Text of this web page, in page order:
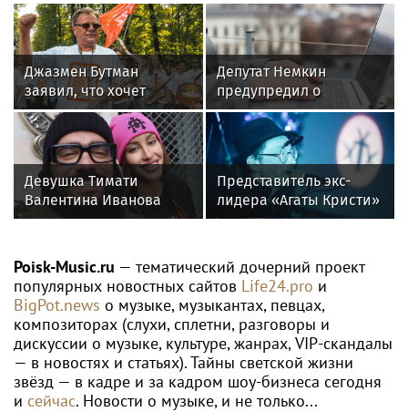
Джазмен Бутман
заявил, что хочет
сделать с Долиной
новую музыкальную
программу
Депутат Немкин
предупредил о
мошенниках,
создающих поддельные
сайты ЦБ
Девушка Тимати
Валентина Иванова
снялась с годовалой
фотосессии
Представитель экс-
лидера «Агаты Кристи»
Глеба Самойлова
Poisk-Music.ru — тематический дочерний проект
популярных новостных сайтов Life24.pro и
BigPot.news о музыке, музыкантах, певцах,
композиторах (слухи, сплетни, разговоры и
дискуссии о музыке, культуре, жанрах, VIP-скандалы
— в новостях и статьях). Тайны светской жизни
звёзд — в кадре и за кадром шоу-бизнеса сегодня
и сейчас. Новости о музыке, и не только...